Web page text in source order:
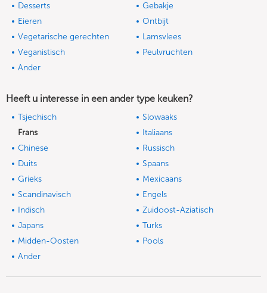
Desserts
Gebakje
Eieren
Ontbijt
Vegetarische gerechten
Lamsvlees
Veganistisch
Peulvruchten
Ander
Heeft u interesse in een ander type keuken?
Tsjechisch
Slowaaks
Frans
Italiaans
Chinese
Russisch
Duits
Spaans
Grieks
Mexicaans
Scandinavisch
Engels
Indisch
Zuidoost-Aziatisch
Japans
Turks
Midden-Oosten
Pools
Ander